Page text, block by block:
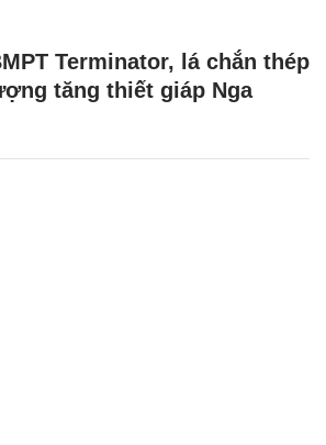
Terminator, lá chắn thép
tăng thiết giáp Nga